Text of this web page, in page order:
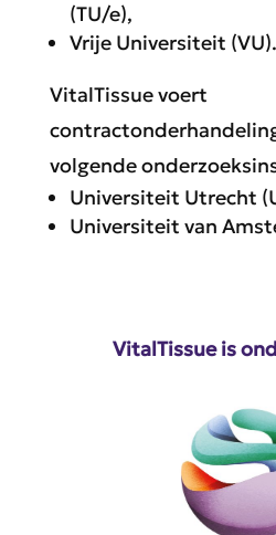
(TU/e),
Vrije Universiteit (VU).
VitalTissue voert
volgende
Universiteit Utrecht
Universiteit van
VitalTissue is